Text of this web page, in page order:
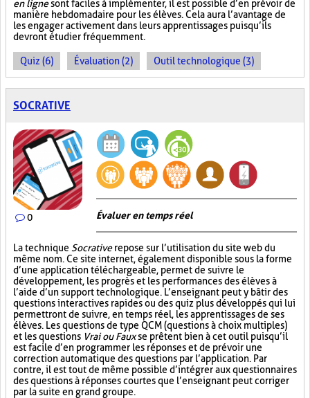
en lignesont faciles à implémenter, il est possible d’en prévoir de
manière hebdomadaire pour les élèves. Cela aura l’avantage de
les engager activement dans leurs apprentissages puisqu’ils
devront étudier fréquemment.
Quiz (6) Évaluation (2) Outil technologique (3)
SOCRATIVE
0 Évaluer en temps réel
La technique Socrativerepose sur l’utilisation du site web du
même nom. Ce site internet, également disponible sous la forme
d’une application téléchargeable, permet de suivre le
développement, les progrès et les performances des élèves à
l’aide d’un support technologique. L’enseignant peut y bâtir des
questions interactives rapides ou des quiz plus développés qui lui
permettront de suivre, en temps réel, les apprentissages de ses
élèves. Les questions de type QCM (questions à choix multiples)
et les questions Vrai ou Fauxse prêtent bien à cet outil puisqu’il
est facile d’en programmer les réponses et de prévoir une
correction automatique des questions par l’application. Par
contre, il est tout de même possible d’intégrer aux questionnaires
des questions à réponses courtes que l’enseignant peut corriger
par la suite en grand groupe.